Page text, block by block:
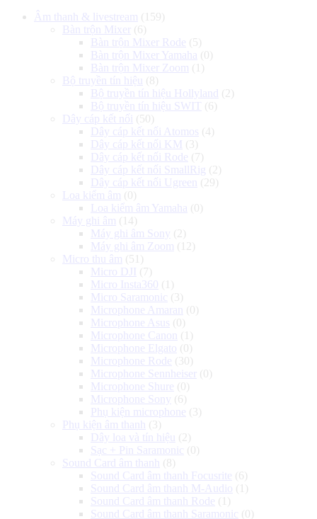
126.990.000 ₫.là:
96.990.000 ₫.
Âm thanh & livestream (159)
Bàn trộn Mixer
(6)
Bàn trộn Mixer Rode (5)
Bàn trộn Mixer Yamaha (0)
Bàn trộn Mixer Zoom (1)
Bộ truyền tín hiệu
(8)
Bộ truyền tín hiệu Hollyland
(2)
Bộ truyền tín hiệu SWIT (6)
Dây cáp kết nối (50)
Dây cáp kết nối Atomos (4)
Dây cáp kết nối KM (3)
Dây cáp kết nối Rode (7)
Dây cáp kết nối SmallRig (2)
Dây cáp kết nối Ugreen
(29)
Loa kiểm âm (0)
Loa kiểm âm Yamaha (0)
Máy ghi âm (14)
Máy ghi âm Sony (2)
Máy ghi âm Zoom (12)
Micro thu âm (51)
Micro DJI (7)
Micro Insta360 (1)
Micro Saramonic (3)
Microphone Amaran
(0)
Microphone Asus (0)
Microphone Canon
(1)
Microphone Elgato (0)
Microphone Rode (30)
Microphone Sennheiser
(0)
Microphone Shure (0)
Microphone Sony (6)
Phụ kiện microphone (3)
Phụ kiện âm thanh
(3)
Dây loa và tín hiệu
(2)
Sạc + Pin Saramonic (0)
Sound Card âm thanh
(8)
Sound Card âm thanh Focusrite (6)
Sound Card âm thanh M-Audio (1)
Sound Card âm thanh Rode (1)
Sound Card âm thanh Saramonic (0)